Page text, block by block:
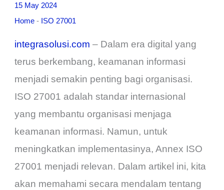
15 May 2024
Home - ISO 27001
integrasolusi.com – Dalam era digital yang
terus berkembang, keamanan informasi
menjadi semakin penting bagi organisasi.
ISO 27001 adalah standar internasional
yang membantu organisasi menjaga
keamanan informasi. Namun, untuk
meningkatkan implementasinya, Annex ISO
27001 menjadi relevan. Dalam artikel ini, kita
akan memahami secara mendalam tentang